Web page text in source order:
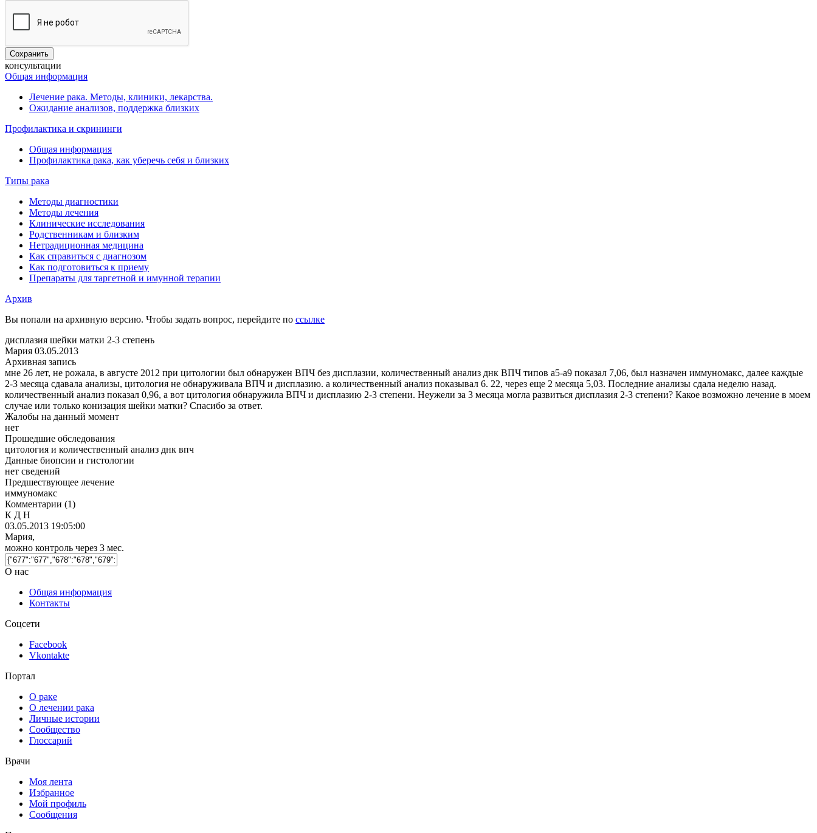
консультации
Общая информация
Лечение рака. Методы, клиники, лекарства.
Ожидание анализов, поддержка близких
Профилактика и скрининги
Общая информация
Профилактика рака, как уберечь себя и близких
Типы рака
Методы диагностики
Методы лечения
Клинические исследования
Родственникам и близким
Нетрадиционная медицина
Как справиться с диагнозом
Как подготовиться к приему
Препараты для таргетной и имунной терапии
Архив
Вы попали на архивную версию. Чтобы задать вопрос, перейдите по ссылке
дисплазия шейки матки 2-3 степень
Мария 03.05.2013
Архивная запись
мне 26 лет, не рожала, в августе 2012 при цитологии был обнаружен ВПЧ без дисплазии, количественный анализ днк ВПЧ типов а5-а9 показал 7,06, был назначен иммуномакс, далее каждые
2-3 месяца сдавала анализы, цитология не обнаруживала ВПЧ и дисплазию. а количественный анализ показывал 6. 22, через еще 2 месяца 5,03. Последние анализы сдала неделю назад.
количественный анализ показал 0,96, а вот цитология обнаружила ВПЧ и дисплазию 2-3 степени. Неужели за 3 месяца могла развиться дисплазия 2-3 степени? Какое возможно лечение в моем
случае или только конизация шейки матки? Спасибо за ответ.
Жалобы на данный момент
нет
Прошедшие обследования
цитология и количественный анализ днк впч
Данные биопсии и гистологии
нет сведений
Предшествующее лечение
иммуномакс
Комментарии (1)
К Д Н
03.05.2013 19:05:00
Мария,
можно контроль через 3 мес.
О нас
Общая информация
Контакты
Соцсети
Facebook
Vkontakte
Портал
О раке
О лечении рака
Личные истории
Сообщество
Глоссарий
Врачи
Моя лента
Избранное
Мой профиль
Сообщения